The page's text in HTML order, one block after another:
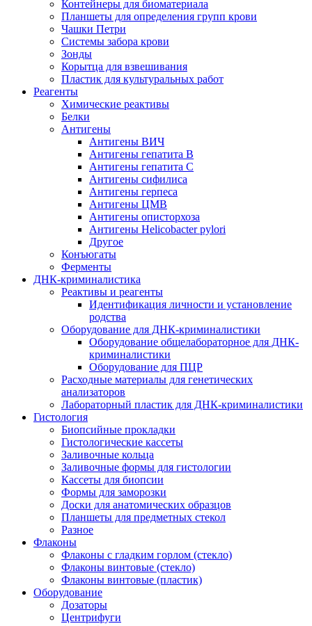
Контейнеры для биоматериала
Планшеты для определения групп крови
Чашки Петри
Системы забора крови
Зонды
Корытца для взвешивания
Пластик для культуральных работ
Реагенты
Химические реактивы
Белки
Антигены
Антигены ВИЧ
Антигены гепатита B
Антигены гепатита C
Антигены сифилиса
Антигены герпеса
Антигены ЦМВ
Антигены описторхоза
Антигены Helicobacter pylori
Другое
Конъюгаты
Ферменты
ДНК-криминалистика
Реактивы и реагенты
Идентификация личности и установление
родства
Оборудование для ДНК-криминалистики
Оборудование общелабораторное для ДНК-
криминалистики
Оборудование для ПЦР
Расходные материалы для генетических
анализаторов
Лабораторный пластик для ДНК-криминалистики
Гистология
Биопсийные прокладки
Гистологические кассеты
Заливочные кольца
Заливочные формы для гистологии
Кассеты для биопсии
Формы для заморозки
Доски для анатомических образцов
Планшеты для предметных стекол
Разное
Флаконы
Флаконы с гладким горлом (стекло)
Флаконы винтовые (стекло)
Флаконы винтовые (пластик)
Оборудование
Дозаторы
Центрифуги